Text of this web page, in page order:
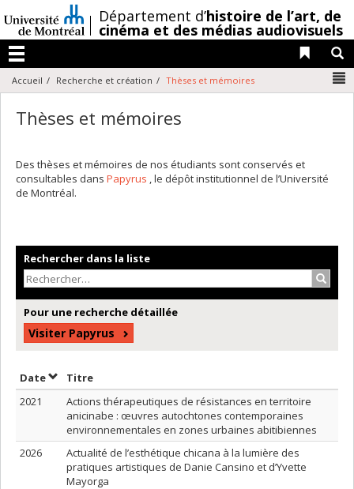
au
contenu
/Département d’histoire de l’art, de
cinéma et des médias audiovisuels
Menu
Liens
Accueil Recherche et création Thèses et mémoires
Thèses et mémoires
Des thèses et mémoires de nos étudiants sont conservés et
consultables dans Papyrus , le dépôt institutionnel de l’Université
de Montréal.
Rechercher dans la liste
Pour une recherche détaillée
Visiter Papyrus
DateTrier par date en ordre croissant
Titre
2021
Actions thérapeutiques de résistances en territoire
anicinabe : œuvres autochtones contemporaines
environnementales en zones urbaines abitibiennes
2026
Actualité de l’esthétique chicana à la lumière des
pratiques artistiques de Danie Cansino et d’Yvette
Mayorga